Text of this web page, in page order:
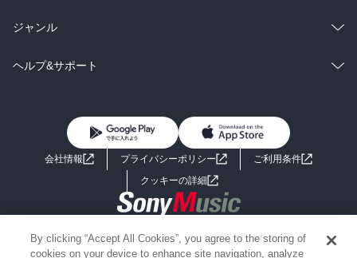
BL・TL
雑誌・グラビア
BL・TL
ラノベ
雑誌・グラビア
総合
ラノベ
ジャンル
コミック
ライトノベル 男子向けラノベ
小説
海外小説
ミステリー SF
ヘルプ&サポート
よくあるご質問 お問い合わせ
会社情報 プライバシーポリシー
ご利用条件
クッキーの詳細
Copyright 2017 - 2026 Sony Music Entertainment(Japan) Inc.
Information on the site is for the Japan domestic market only
By clicking “Accept All Cookies”, you agree to the storing of
cookies on your device to enhance site navigation, analyze